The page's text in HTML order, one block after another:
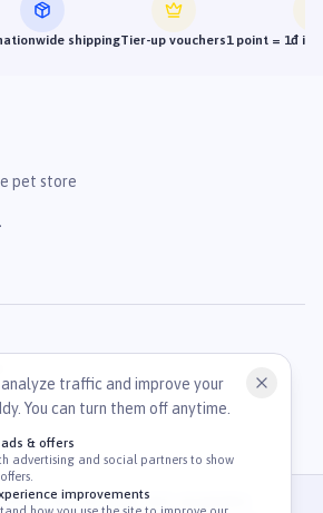
shippingTier-up vouchers1 point = 1đ
pet store
Phần TM & DV Paddy. MST: 0316459054.
traffic and improve your
You can turn them off anytime.
& offers
advertising and social partners to show
improvements